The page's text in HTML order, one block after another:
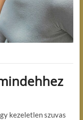
kezeletlen szuvas